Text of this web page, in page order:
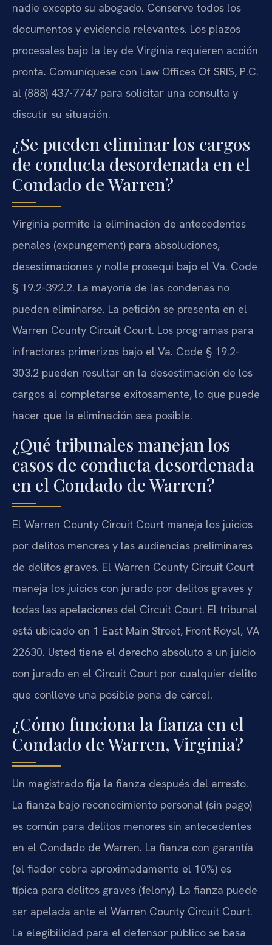
nadie excepto su abogado. Conserve todos los
documentos y evidencia relevantes. Los plazos
procesales bajo la ley de Virginia requieren acción
pronta. Comuníquese con Law Offices Of SRIS, P.C.
al (888) 437-7747 para solicitar una consulta y
discutir su situación.
¿Se pueden eliminar los cargos
de conducta desordenada en el
Condado de Warren?
Virginia permite la eliminación de antecedentes
penales (expungement) para absoluciones,
desestimaciones y nolle prosequi bajo el Va. Code
§ 19.2-392.2. La mayoría de las condenas no
pueden eliminarse. La petición se presenta en el
Warren County Circuit Court. Los programas para
infractores primerizos bajo el Va. Code § 19.2-
303.2 pueden resultar en la desestimación de los
cargos al completarse exitosamente, lo que puede
hacer que la eliminación sea posible.
¿Qué tribunales manejan los
casos de conducta desordenada
en el Condado de Warren?
El Warren County Circuit Court maneja los juicios
por delitos menores y las audiencias preliminares
de delitos graves. El Warren County Circuit Court
maneja los juicios con jurado por delitos graves y
todas las apelaciones del Circuit Court. El tribunal
está ubicado en 1 East Main Street, Front Royal, VA
22630. Usted tiene el derecho absoluto a un juicio
con jurado en el Circuit Court por cualquier delito
que conlleve una posible pena de cárcel.
¿Cómo funciona la fianza en el
Condado de Warren, Virginia?
Un magistrado fija la fianza después del arresto.
La fianza bajo reconocimiento personal (sin pago)
es común para delitos menores sin antecedentes
en el Condado de Warren. La fianza con garantía
(el fiador cobra aproximadamente el 10%) es
típica para delitos graves (felony). La fianza puede
ser apelada ante el Warren County Circuit Court.
La elegibilidad para el defensor público se basa